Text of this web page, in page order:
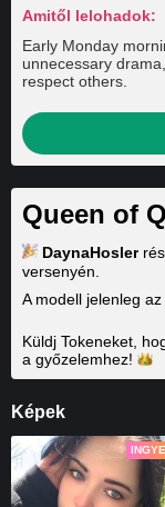
Amitől lelohadok:
Early Monday
unnecessary
respect others.
Queen of
DaynaHosler
versenyén.
A modell jelenleg az
Küldj Tokeneket,
a győzelemhez!
Képek